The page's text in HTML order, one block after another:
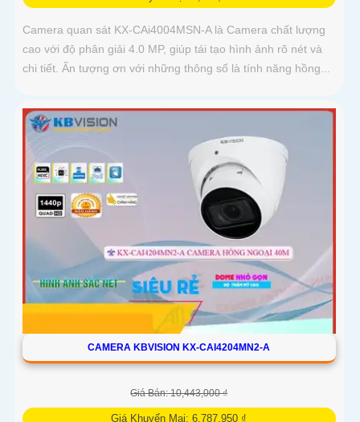
Camera quan sát KX-CAi4004MSN-A là Camera chất lượng
cao với độ phân giải 4.0 MP, giúp tái tạo hình ảnh rõ nét và
chi tiết. Ấn tượng ơn với những thông số là tính năng hồng...
CAMERA KBVISION KX-CAI4204MN2-A
Giá Bán: 10,443,000 ₫
Giá Khuyến Mại: 6,787,950 ₫